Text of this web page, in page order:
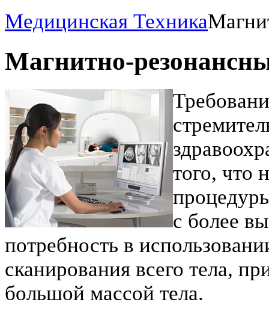
Медицинская Техника
Магнитно-
того, что
с более
потребность в
сканирования всего тела,
большой массой тела.